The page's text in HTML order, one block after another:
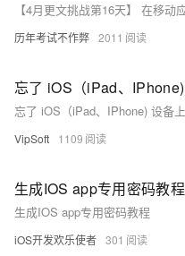
历年考试不作弊 2011
VipSoft 1109
生成IOS app专用密码教程
生成IOS app专用密码教程
iOS开发欢乐使者 301